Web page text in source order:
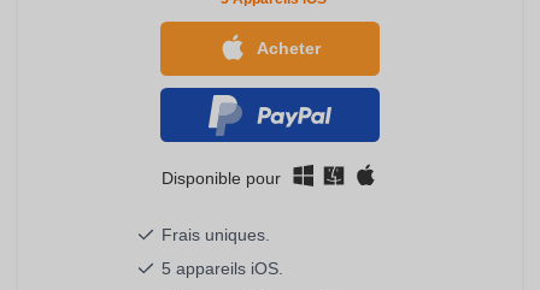
Acheter
Disponible pour
Frais uniques.
5 appareils iOS.